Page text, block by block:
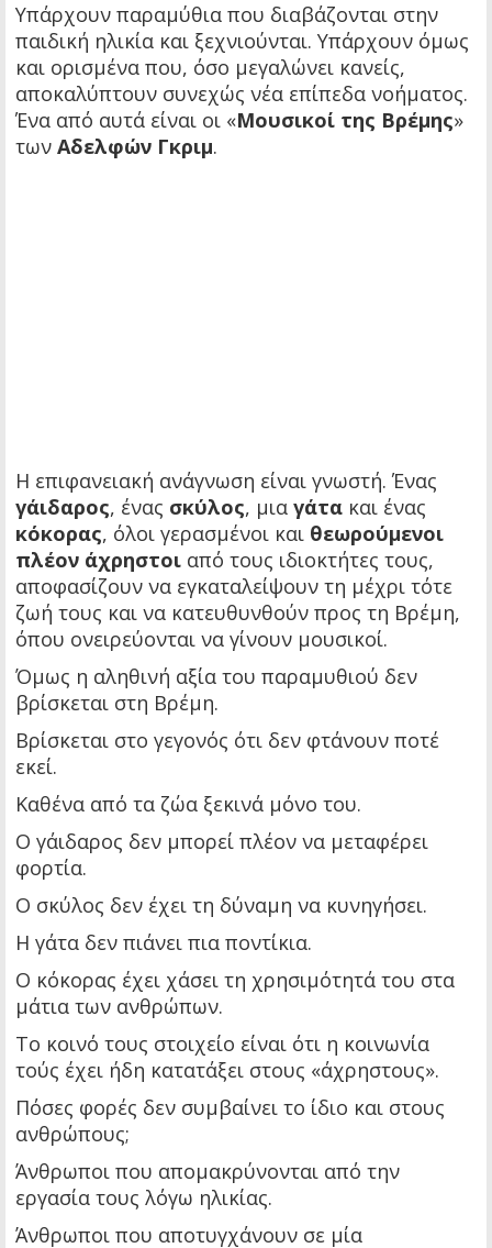
Υπάρχουν παραμύθια που διαβάζονται στην
παιδική ηλικία και ξεχνιούνται. Υπάρχουν όμως
και ορισμένα που, όσο μεγαλώνει κανείς,
αποκαλύπτουν συνεχώς νέα επίπεδα νοήματος.
Ένα από αυτά είναι οι «Μουσικοί της Βρέμης»
των Αδελφών Γκριμ.
Η επιφανειακή ανάγνωση είναι γνωστή. Ένας
γάιδαρος, ένας σκύλος, μια γάτα και ένας
κόκορας, όλοι γερασμένοι και θεωρούμενοι
πλέον άχρηστοι από τους ιδιοκτήτες τους,
αποφασίζουν να εγκαταλείψουν τη μέχρι τότε
ζωή τους και να κατευθυνθούν προς τη Βρέμη,
όπου ονειρεύονται να γίνουν μουσικοί.
Όμως η αληθινή αξία του παραμυθιού δεν
βρίσκεται στη Βρέμη.
Βρίσκεται στο γεγονός ότι δεν φτάνουν ποτέ
εκεί.
Καθένα από τα ζώα ξεκινά μόνο του.
Ο γάιδαρος δεν μπορεί πλέον να μεταφέρει
φορτία.
Ο σκύλος δεν έχει τη δύναμη να κυνηγήσει.
Η γάτα δεν πιάνει πια ποντίκια.
Ο κόκορας έχει χάσει τη χρησιμότητά του στα
μάτια των ανθρώπων.
Το κοινό τους στοιχείο είναι ότι η κοινωνία
τούς έχει ήδη κατατάξει στους «άχρηστους».
Πόσες φορές δεν συμβαίνει το ίδιο και στους
ανθρώπους;
Άνθρωποι που απομακρύνονται από την
εργασία τους λόγω ηλικίας.
Άνθρωποι που αποτυγχάνουν σε μία